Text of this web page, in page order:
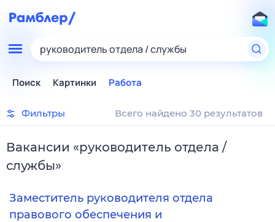
руководитель отдела / службы
Поиск Картинки Работа
Фильтры Всего найдено 30 результатов
Вакансии «руководитель отдела /
службы»
Заместитель руководителя отдела
правового обеспечения и